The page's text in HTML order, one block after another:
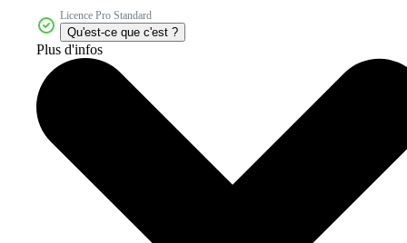
Licence Pro Standard
Qu'est-ce que c'est ?
Plus d'infos